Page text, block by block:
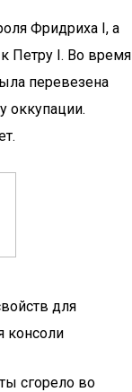
Фридриха I, а
Петру I. Во время
перевезена
оккупации.
для
консоли
сгорело во